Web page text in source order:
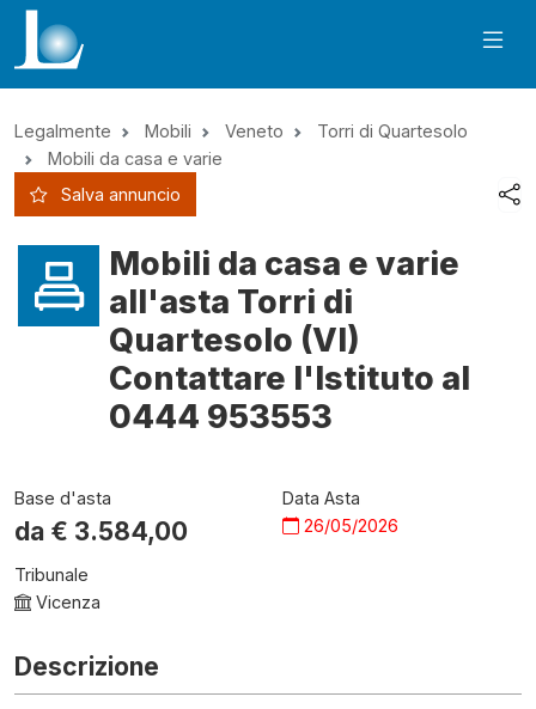
Legalmente Mobili Veneto
Torri di Quartesolo
Mobili da casa e varie
Salva annuncio
Mobili da casa e varie
all'asta Torri di
Quartesolo (VI)
Contattare l'Istituto al
0444 953553
Base d'asta
da € 3.584,00
Data Asta
26/05/2026
Tribunale
Vicenza
Descrizione